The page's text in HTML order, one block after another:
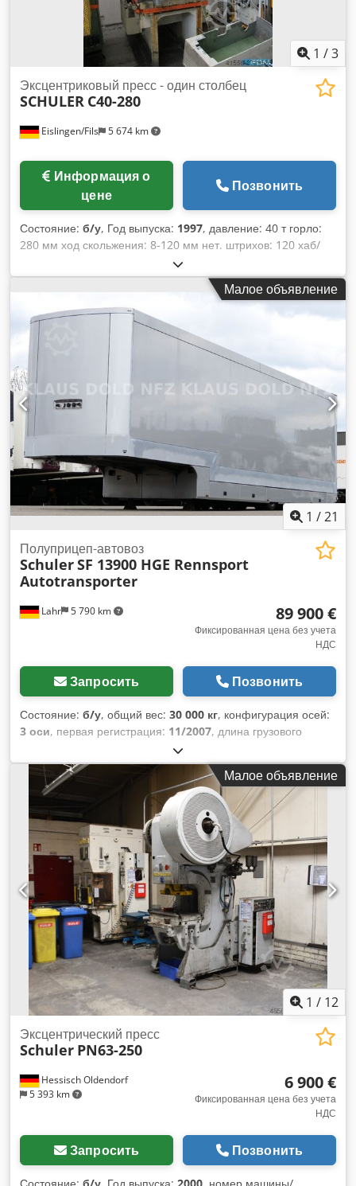
1 /3
Eislingen/Fils 5 674 km
Эксцентриковый пресс - один столбец
SCHULER C40-280
цене
Позвонить
Состояние: б/у, Год выпуска: 1997, давление: 40 т горло:
280 мм ход скольжения: 8-120 мм нет. штрихов: 120 хаб/
мин. горло: 280 мм дневной свет: 350 мм Dcjdecxxmgspfx
Aqlek дневной свет: 270 мм размер стола: 710 x 565 мм
поверхность барабана: 500 x 280 мм общая потребляемая
мощность: 2,2 кВт вес машины ca.:3,2 т
Малое объявление
1 /21
Lahr 5 790 km
Полуприцеп-автовоз
SchulerSF 13900 HGE Rennsport
Autotransporter
89 900 €
Фиксированная цена без учета
НДС
Запросить Позвонить
Состояние: б/у, общий вес: 30 000 кг, конфигурация осей:
3 оси, первая регистрация: 11/2007, длина грузового
, ширина пространства для загрузки:
2 500 мм, высота грузового отсека:3 000 мм,
Оборудование:
Малое объявление
1 / 12
Hessisch Oldendorf
5 393 km
Эксцентрический пресс
Schuler PN63-250
6 900 €
Фиксированная цена без учета
НДС
Запросить Позвонить